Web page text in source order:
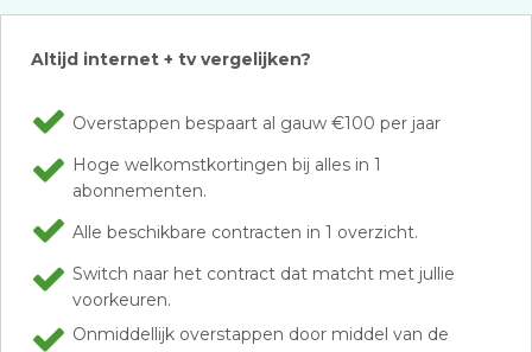
Altijd internet + tv vergelijken?
Overstappen bespaart al gauw €100 per jaar
Hoge welkomstkortingen bij alles in 1
abonnementen.
Alle beschikbare contracten in 1 overzicht.
Switch naar het contract dat matcht met jullie
voorkeuren.
Onmiddellijk overstappen door middel van de